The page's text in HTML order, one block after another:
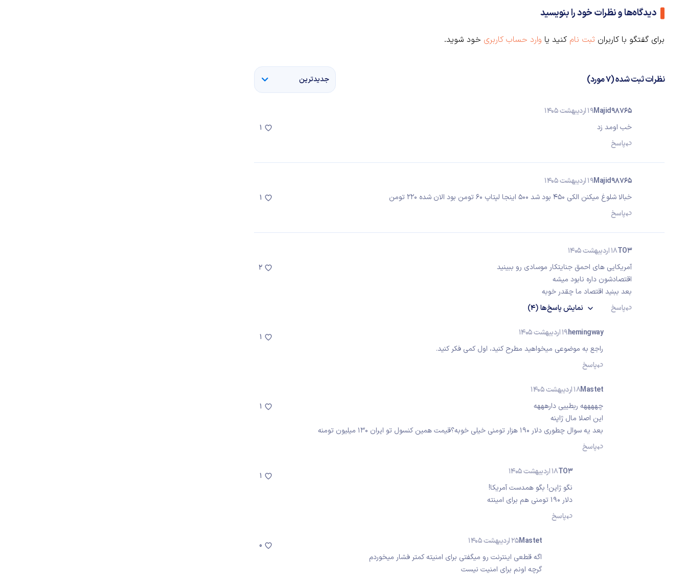
دیدگاه‌ها و نظرات خود را بنویسید
برای گفتگو با کاربران ثبت نام کنید یا وارد حساب کاربری خود شوید.
نظرات ثبت شده (7 مورد) جدیدترین
Majid9876519 اردیبهشت 1405
خب اومد زد
پاسخ
1
Majid9876519 اردیبهشت 1405
خبالا شلوغ میکنن الکی ۴۵۰ بود شد ۵۰۰ اینجا لپتاپ ۶۰ تومن بود الان شده ۲۲۰ تومن
پاسخ
1
TO318 اردیبهشت 1405
آمریکایی های احمق جنایتکار موسادی رو ببینید
اقتصادشون داره نابود میشه
بعد ببنید اقتصاد ما چقدر خوبه
پاسخ
نمایشپاسخ‌ها(4)
2
hemingway19 اردیبهشت 1405
راجع به موضوعی میخواهید مطرح کنید، اول کمی فکر کنید.
پاسخ
1
Mastet18 اردیبهشت 1405
چههههه ربطییی دارهههه
این اصلا مال ژاپنه
بعد یه سوال چطوری دلار ۱۹۰ هزار تومنی خیلی خوبه؟قیمت همین کنسول تو ایران ۱۳۰ میلیون تومنه
پاسخ
1
TO318 اردیبهشت 1405
نگو ژاپن! بگو همدست آمریکا!
دلار 190 تومنی هم برای امینته
پاسخ
1
Mastet25 اردیبهشت 1405
اگه قطعی اینترنت رو میگفتی برای امنیته کمتر فشار میخوردم
گرچه اونم برای امنیت نیست
0